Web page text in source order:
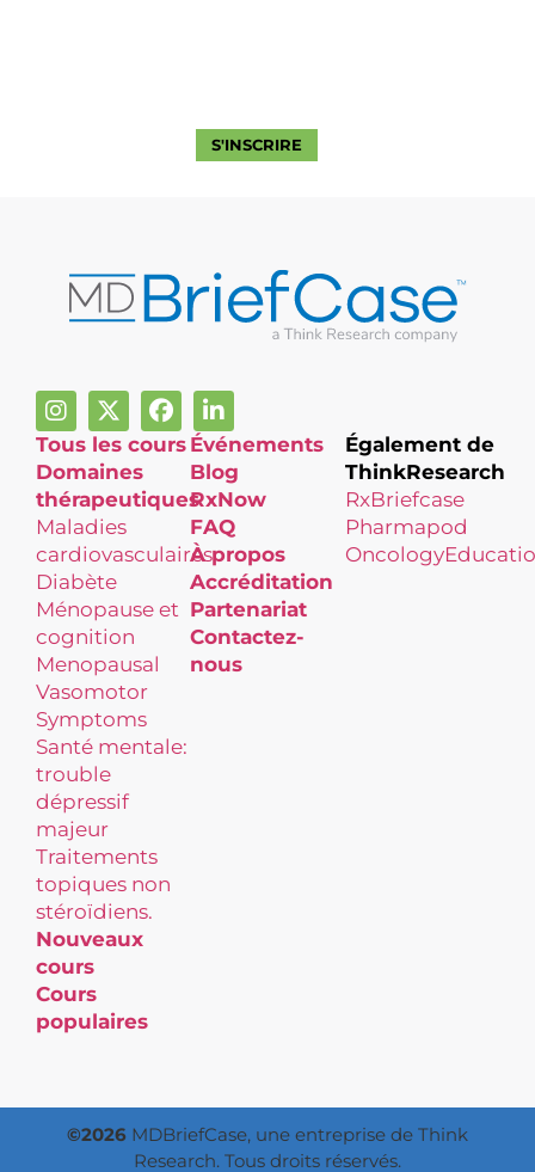
S'INSCRIRE
Tous les cours
Domaines
thérapeutiques
Maladies
cardiovasculaires
Diabète
Ménopause et
cognition
Menopausal
Vasomotor
Symptoms
Santé mentale:
trouble
dépressif
majeur
Traitements
topiques non
stéroïdiens.
Nouveaux
cours
Cours
populaires
Événements
Blog
RxNow
FAQ
À propos
Accréditation
Partenariat
Contactez-
nous
Également de
ThinkResearch
RxBriefcase
Pharmapod
©2026 MDBriefCase, une entreprise de Think
Research. Tous droits réservés.